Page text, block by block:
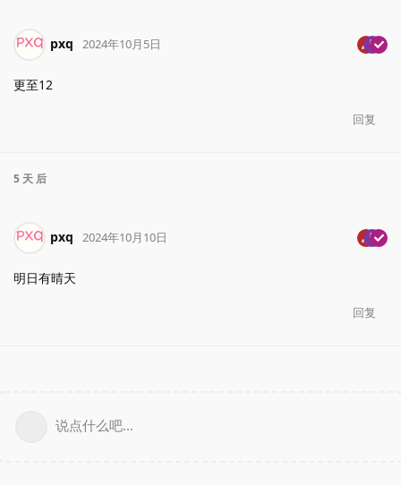
pxq 2024年10月5日
更至12
回复
5 天 后
pxq 2024年10月10日
明日有晴天
回复
说点什么吧...